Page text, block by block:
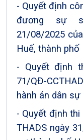
- Quyết định
đương sự
21/08/2025
Huế, thành phố
- Quyết định
71/QĐ-
hành án dân
- Quyết định
THADS ngày